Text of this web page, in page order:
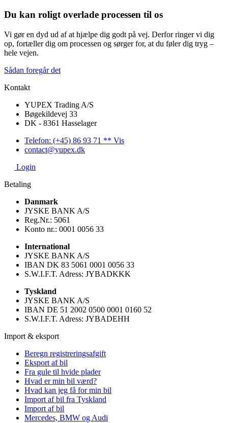
Du kan roligt overlade processen til os
Vi gør en dyd ud af at hjælpe dig godt på vej. Derfor ringer vi dig
op, fortæller dig om processen og sørger for, at du føler dig tryg –
hele vejen.
Sådan foregår det
Kontakt
YUPEX Trading A/S
Bøgekildevej 33
DK - 8361 Hasselager
Telefon: (+45) 86 93 71 ** Vis
contact@yupex.dk
Login
Betaling
Danmark
JYSKE BANK A/S
Reg.Nr.: 5061
Konto nr.: 0001 0056 33
International
JYSKE BANK A/S
IBAN DK 83 5061 0001 0056 33
S.W.I.F.T. Adress: JYBADKKK
Tyskland
JYSKE BANK A/S
IBAN DE 51 2002 0500 0001 0160 52
S.W.I.F.T. Adress: JYBADEHH
Import & eksport
Beregn registreringsafgift
Eksport af bil
Fra gule til hvide plader
Hvad er min bil værd?
Hvad kan jeg få for min bil
Import af bil fra Tyskland
Import af bil
Mercedes, BMW og Audi